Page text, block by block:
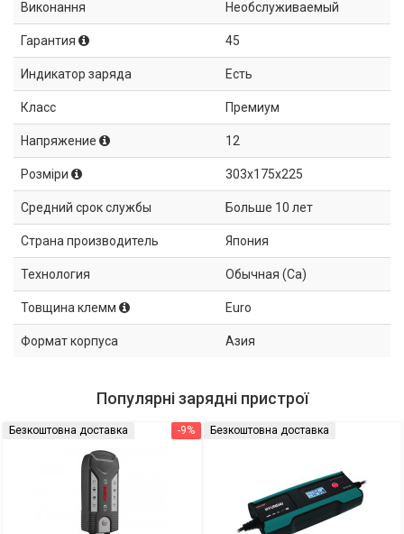
Виконання Необслуживаемый
Гарантия 45
Индикатор заряда Есть
Класс Премиум
Напряжение 12
Розміри 303x175x225
Средний срок службы Больше 10 лет
Страна производитель Япония
Технология Обычная (Ca)
Товщина клемм Euro
Формат корпуса Азия
Популярні зарядні пристрої
-9%
Безкоштовна доставка Безкоштовна доставка